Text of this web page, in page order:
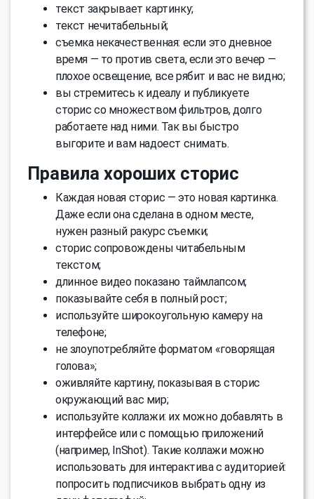
текст закрывает картинку;
текст нечитабельный;
съемка некачественная: если это дневное
время — то против света, если это вечер —
плохое освещение, все рябит и вас не видно;
вы стремитесь к идеалу и публикуете
сторис со множеством фильтров, долго
работаете над ними. Так вы быстро
выгорите и вам надоест снимать.
Правила хороших сторис
Каждая новая сторис — это новая картинка.
Даже если она сделана в одном месте,
нужен разный ракурс съемки;
сторис сопровождены читабельным
текстом;
длинное видео показано таймлапсом;
показывайте себя в полный рост;
используйте широкоугольную камеру на
телефоне;
не злоупотребляйте форматом «говорящая
голова»;
оживляйте картину, показывая в сторис
окружающий вас мир;
используйте коллажи: их можно добавлять в
интерфейсе или с помощью приложений
(например, InShot). Такие коллажи можно
использовать для интерактива с аудиторией:
попросить подписчиков выбрать одну из